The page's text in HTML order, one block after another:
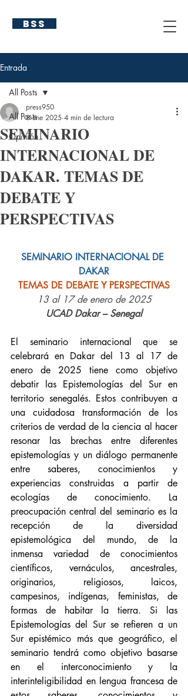
BSS
Entrada
All Posts
Opinión
All Posts
SEMINARIO
INTERNACIONAL DE
DAKAR. TEMAS DE
DEBATE Y
PERSPECTIVAS
press950
8 ene 2025 4 min de lectura
SEMINARIO INTERNACIONAL DE
DAKAR
TEMAS DE DEBATE Y PERSPECTIVAS
13 al 17 de enero de 2025
UCAD Dakar – Senegal
El seminario internacional que se
celebrará en Dakar del 13 al 17 de
enero de 2025 tiene como objetivo
debatir las Epistemologías del Sur en
territorio senegalés. Estos contribuyen a
una cuidadosa transformación de los
criterios de verdad de la ciencia al hacer
resonar las brechas entre diferentes
epistemologías y un diálogo permanente
entre saberes, conocimientos y
experiencias construidas a partir de
ecologías de conocimiento. La
preocupación central del seminario es la
recepción de la diversidad
epistemológica del mundo, de la
inmensa variedad de conocimientos
científicos, vernáculos, ancestrales,
originarios, religiosos, laicos,
campesinos, indígenas, feministas, de
formas de habitar la tierra. Si las
Epistemologías del Sur se refieren a un
Sur epistémico más que geográfico, el
seminario tendrá como objetivo basarse
en el interconocimiento y la
interinteligibilidad en lengua francesa de